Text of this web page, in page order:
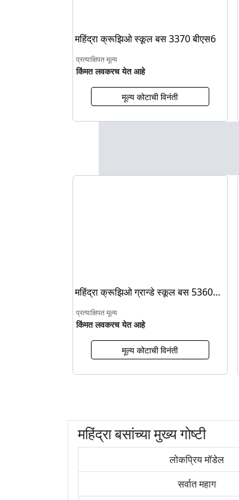
महिंद्रा क्रूझिओ स्कूल बस 3370 बीएस6
प्रत्याक्षिपत मूल्य
किंमत लवकरच येत आहे
मूल्य कोटाची विनंती
महिंद्रा क्रूझिओ ग्रान्डे स्कूल बस 5360
बीएस6
प्रत्याक्षिपत मूल्य
किंमत लवकरच येत आहे
मूल्य कोटाची विनंती
महिंद्रा बसांच्या मुख्य गोष्टी
लोकप्रिय मॉडेल
सर्वात महाग